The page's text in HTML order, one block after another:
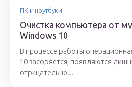
ПК и ноутбуки
Очистка компьютера от
Windows 10
В процессе работы
10 засоряется, появляются
отрицательно...